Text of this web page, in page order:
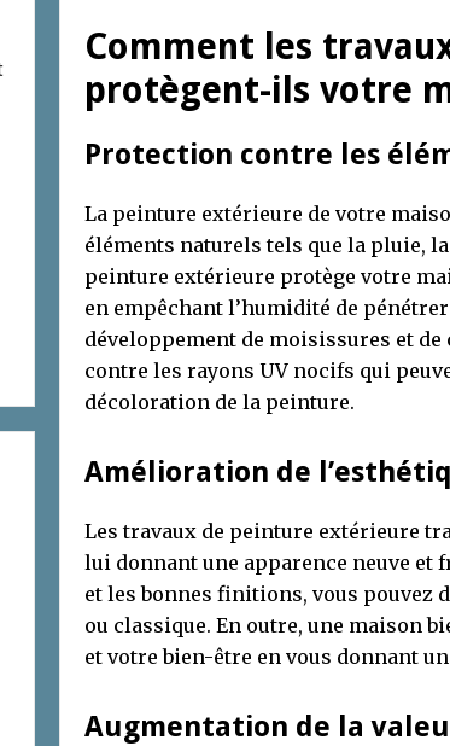
Comment les
protègent-ils votre
Protection contre les
La peinture extérieure de votre
éléments naturels tels que la pluie,
peinture extérieure protège votre
en empêchant l’humidité de
développement de moisissures et
contre les rayons UV nocifs qui
décoloration de la peinture.
Amélioration de
Les travaux de peinture extérieure
lui donnant une apparence neuve et
et les bonnes finitions, vous pouvez
ou classique. En outre, une maison
et votre bien-être en vous donnant
Augmentation de la